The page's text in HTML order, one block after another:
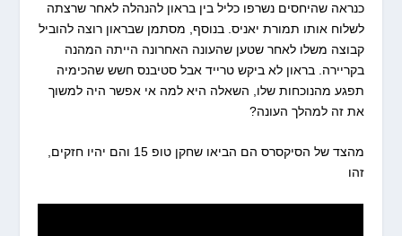
כנראה שהיחסים נשרפו כליל בין בראון להנהלה לאחר שרצתה
לשלוח אותו תמורת יאניס. בנוסף, מסתמן שבראון רוצה להוביל
קבוצה משלו לאחר שטען שהעונה האחרונה הייתה המהנה
בקריירה. בראון לא ביקש טרייד אבל סטיבנס חשש שהכימיה
תפגע מהנוכחות שלו, השאלה היא למה אי אפשר היה למשוך
את זה למהלך העונה?
מהצד של הסיקסרס הם הביאו שחקן טופ 15 והם יהיו חזקים,
זהו